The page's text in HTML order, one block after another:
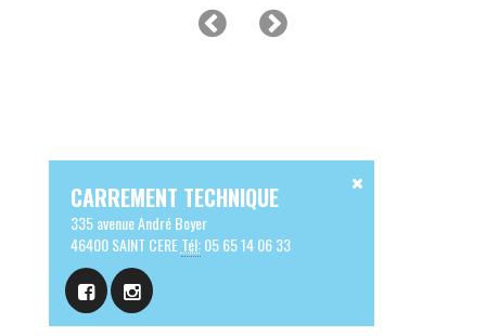
CARREMENT TECHNIQUE
335 avenue André Boyer
46400 SAINT CERETél:05 65 14 06 33